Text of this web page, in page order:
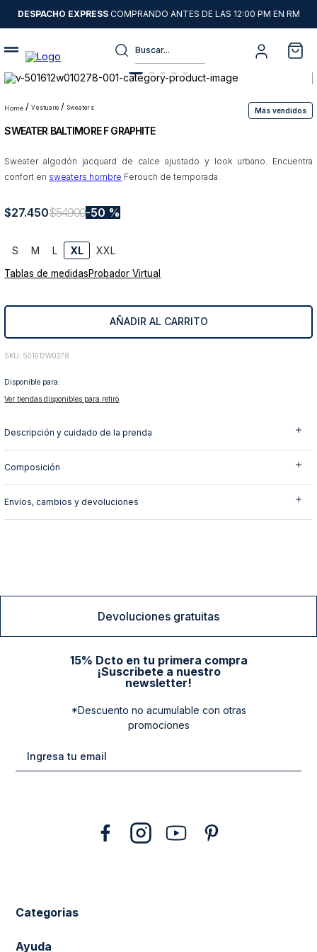
DESPACHO EXPRESSCOMPRANDO ANTES DE LAS 12:00 PM EN RM
Buscar...
vestuario sweaters Más vendidos
SWEATER BALTIMORE F GRAPHITE
Sweater algodón jacquard de calce ajustado y look urbano. Encuentra
confort en sweaters hombre Ferouch de temporada.
$27.450$54.900 50 %
S M L XL XXL
Tablas de medidasProbador Virtual
AÑADIR AL CARRITO
: 501612W0278
Disponible para:
Ver tiendas disponibles para retiro
Descripción y cuidado de la prenda
Composición
Envíos, cambios y devoluciones
Devoluciones gratuitas
15% Dcto en tu primera compra
¡Suscribete a nuestro
newsletter!
*Descuento no acumulable con otras
promociones
Categorias
New Arrivals
Ayuda
1.
sweater
2.
chaquetas
3.
camisas
pantalon
5.
chaqueta cuero
chaqueta
9.
poleron